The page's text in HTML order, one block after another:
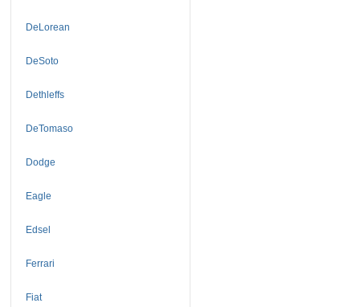
DeLorean
DeSoto
Dethleffs
DeTomaso
Dodge
Eagle
Edsel
Ferrari
Fiat